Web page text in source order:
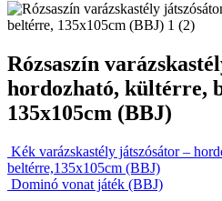
Rózsaszín
hordozható, kültérre,
135x105cm (BBJ)
Kék varázskastély játszósátor –
beltérre,135x105cm (BBJ)
Dominó vonat játék (BBJ)